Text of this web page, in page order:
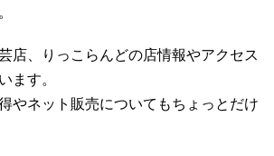
店、りっこらんどの店情報やアクセス
ます。
やネット販売についてもちょっとだけ